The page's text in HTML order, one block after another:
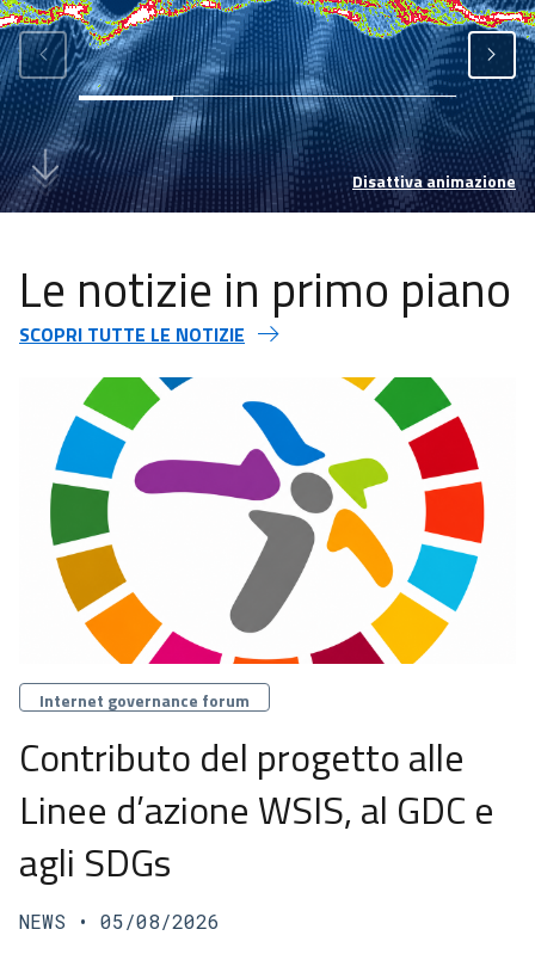
Disattiva animazione
Le notizie in primo piano
SCOPRI TUTTE LE NOTIZIE
Contributo del progetto alle
Linee d’azione WSIS, al GDC e
agli SDGs
Categorie
Internet governance forum
NEWS • 05/08/2026